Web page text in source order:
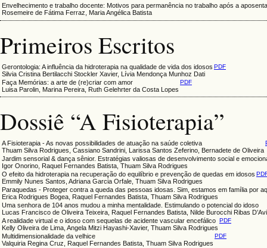
Envelhecimento e trabalho docente: Motivos para permanência no trabalho após a
Rosemeire de Fátima Ferraz, Maria Angélica Batista
Primeiros Escritos
Gerontologia: A influência da hidroterapia na qualidade de vida dos idosos
Silvia Cristina Bertilacchi Stockler Xavier, Lívia Mendonça Munhoz Dati
PDF
Faça Memórias: a arte de (re)criar com amor
Luisa Parolin, Marina Pereira, Ruth Gelehrter da Costa Lopes
PDF
Dossiê “A Fisioterapia”
A Fisioterapia - As novas possibilidades de atuação na saúde coletiva
Thuam Silva Rodrigues, Cassiano Sandrini, Larissa Santos Zeferino, Bernadete de Oliveira
Jardim sensorial & dança sênior. Estratégias valiosas de desenvolvimento social e
Igor Onorino, Raquel Fernandes Batista, Thuam Silva Rodrigues
O efeito da hidroterapia na recuperação do equilíbrio e prevenção de quedas em idosos
Emmily Nunes Santos, Adriana Garcia Orfale, Thuam Silva Rodrigues
Paraquedas - Proteger contra a queda das pessoas idosas. Sim, estamos em família por
Erica Rodrigues Bogea, Raquel Fernandes Batista, Thuam Silva Rodrigues
Uma senhora de 104 anos mudou a minha mentalidade. Estimulando o potencial do idoso
Lucas Francisco de Oliveira Teixeira, Raquel Fernandes Batista, Nilde Burocchi Ribas
A realidade virtual e o idoso com sequelas de acidente vascular encefálico
Kelly Oliveira de Lima, Angela Mitzi Hayashi-Xavier, Thuam Silva Rodrigues
PDF
Multidimensionalidade da velhice
Valquiria Regina Cruz, Raquel Fernandes Batista, Thuam Silva Rodrigues
PDF